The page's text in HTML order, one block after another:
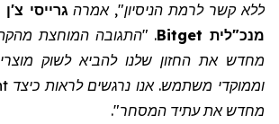
ללא קשר לרמת הניסיון", אמרהגרייסי צ'ן
מנכ"לית Bitget
. "התגובה המוחצת
מחדש את החזון שלנו להביא לשוק
מחדש את עתיד המסחר".